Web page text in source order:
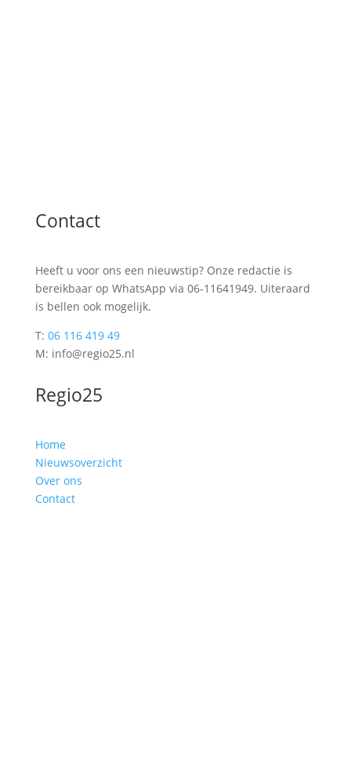
Contact
Heeft u voor ons een nieuwstip? Onze redactie is
bereikbaar op WhatsApp via 06-11641949. Uiteraard
is bellen ook mogelijk.
T: 06 116 419 49
M: info@regio25.nl
Regio25
Home
Nieuwsoverzicht
Over ons
Contact